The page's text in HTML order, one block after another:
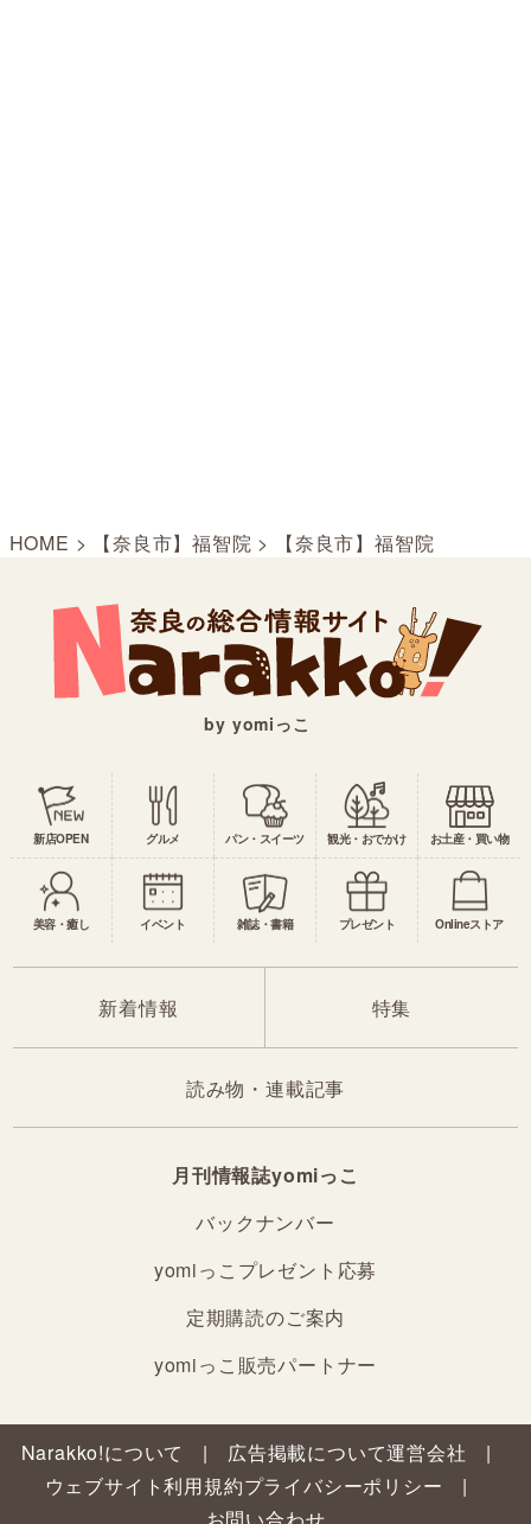
HOME > 【奈良市】福智院 > 【奈良市】福智院
by yomiっこ
新店OPEN グルメ パン・スイーツ 観光・おでかけ お土産・買い物
美容・癒し イベント 雑誌・書籍 プレゼント Onlineストア
新着情報 特集
読み物・連載記事
月刊情報誌yomiっこ
バックナンバー
yomiっこプレゼント応募
定期購読のご案内
yomiっこ販売パートナー
Narakko!について 広告掲載について運営会社
ウェブサイト利用規約プライバシーポリシー
お問い合わせ